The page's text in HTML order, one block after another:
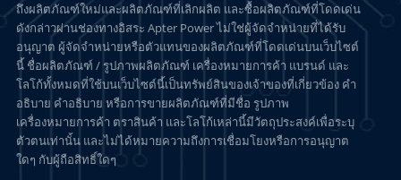
ถึงผลิตภัณฑ์ใหม่และผลิตภัณฑ์ที่เลิกผลิต และซื้อผลิตภัณฑ์ที่โดดเด่น
ดังกล่าวผ่านช่องทางอิสระ Apter Power ไม่ใช่ผู้จัดจำหน่ายที่ได้รับ
อนุญาต ผู้จัดจำหน่ายหรือตัวแทนของผลิตภัณฑ์ที่โดดเด่นบนเว็บไซต์
นี้ ชื่อผลิตภัณฑ์ / รูปภาพผลิตภัณฑ์ เครื่องหมายการค้า แบรนด์ และ
โลโก้ทั้งหมดที่ใช้บนเว็บไซต์นี้เป็นทรัพย์สินของเจ้าของที่เกี่ยวข้อง คำ
อธิบาย คำอธิบาย หรือการขายผลิตภัณฑ์ที่มีชื่อ รูปภาพ
เครื่องหมายการค้า ตราสินค้า และโลโก้เหล่านี้มีวัตถุประสงค์เพื่อระบุ
ตัวตนเท่านั้น และไม่ได้หมายความถึงการเชื่อมโยงหรือการอนุญาต
ใดๆ กับผู้ถือสิทธิ์ใดๆ